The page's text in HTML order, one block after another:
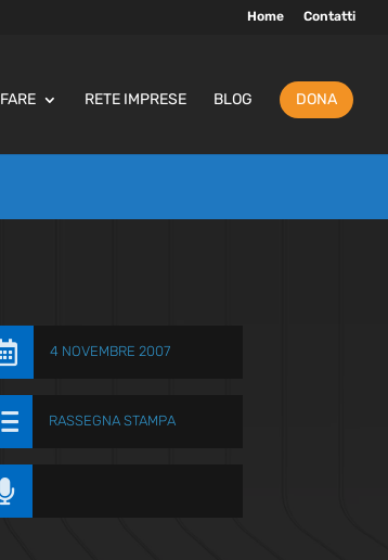
Home Contatti
RETE IMPRESE BLOG DONA
4 NOVEMBRE 2007
RASSEGNA STAMPA